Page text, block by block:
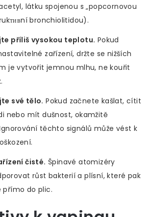
látku spojenou s „popcornovou
bronchiolitidou).
příliš vysokou teplotu. Pokud
zařízení, držte se nižších
je vytvořit jemnou mlhu, ne kouřit
své tělo. Pokud začnete kašlat, cítit
nebo mít dušnost, okamžitě
těchto signálů může vést k
čisté. Špinavé atomizéry
růst bakterií a plísní, které pak
do plic.